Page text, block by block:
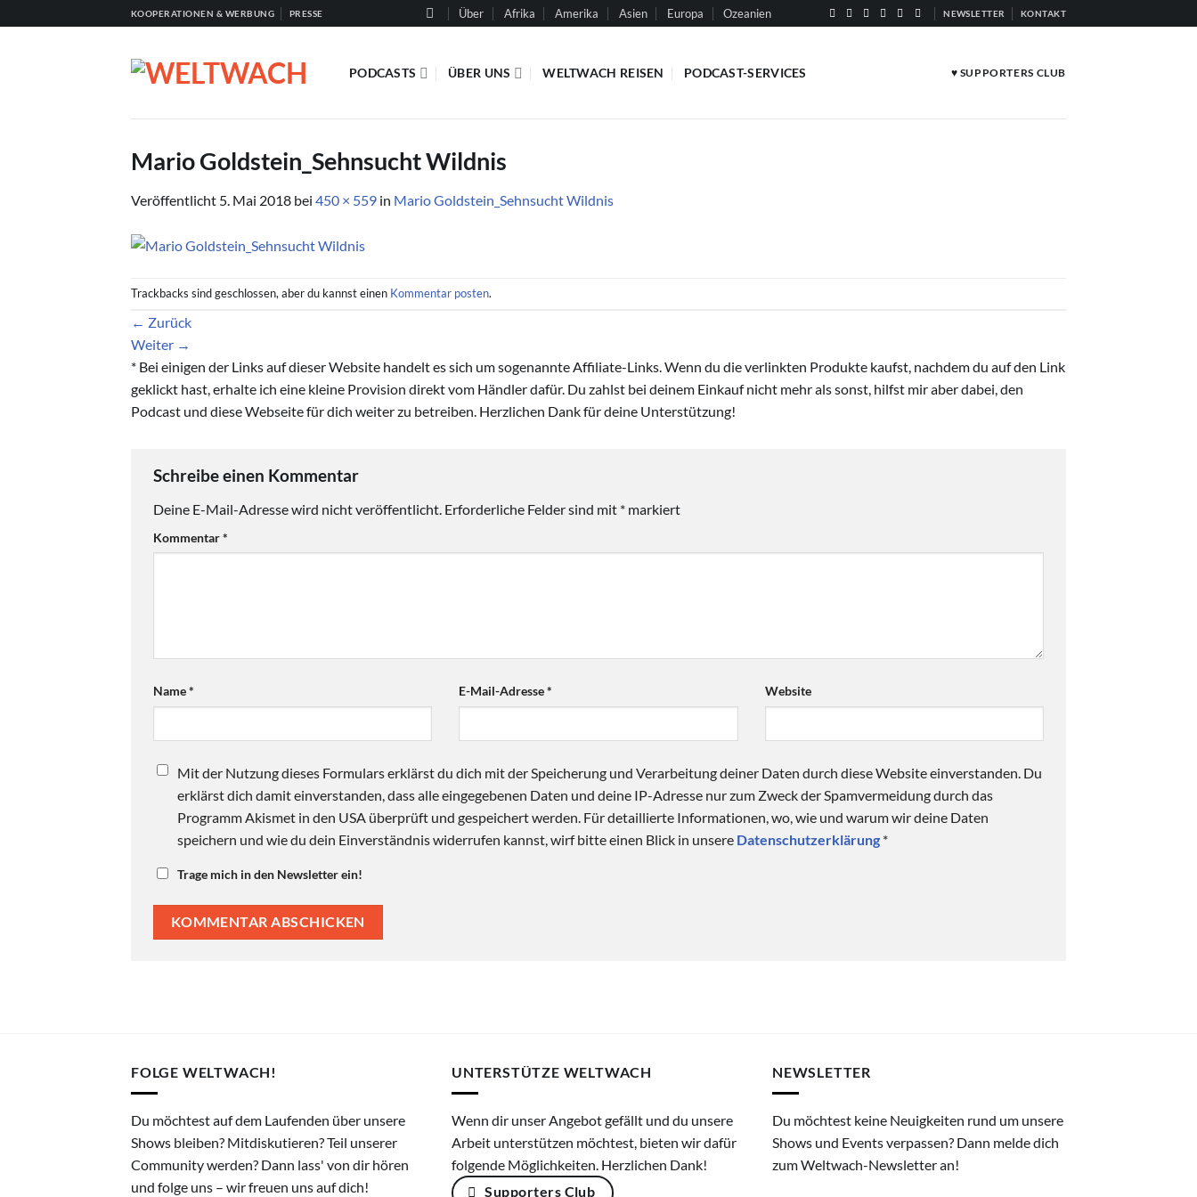
Inhalt
KOOPERATIONEN & WERBUNG PRESSE Über Afrika Amerika Asien Europa Ozeanien NEWSLETTER KONTAKT
PODCASTS ÜBER UNS WELTWACH REISEN PODCAST-SERVICES ♥ SUPPORTERS CLUB
Mario Goldstein_Sehnsucht Wildnis
Veröffentlicht 5. Mai 2018 bei 450 × 559 in Mario Goldstein_Sehnsucht Wildnis
Trackbacks sind geschlossen, aber du kannst einen Kommentar posten.
← Zurück
Weiter →
* Bei einigen der Links auf dieser Website handelt es sich um sogenannte Affiliate-Links. Wenn du die verlinkten Produkte kaufst, nachdem du auf den Link
geklickt hast, erhalte ich eine kleine Provision direkt vom Händler dafür. Du zahlst bei deinem Einkauf nicht mehr als sonst, hilfst mir aber dabei, den
Podcast und diese Webseite für dich weiter zu betreiben. Herzlichen Dank für deine Unterstützung!
Schreibe einen Kommentar
Deine E-Mail-Adresse wird nicht veröffentlicht. Erforderliche Felder sind mit * markiert
Kommentar*
Name* E-Mail-Adresse* Website
Mit der Nutzung dieses Formulars erklärst du dich mit der Speicherung und Verarbeitung deiner Daten durch diese Website einverstanden. Du
erklärst dich damit einverstanden, dass alle eingegebenen Daten und deine IP-Adresse nur zum Zweck der Spamvermeidung durch das
Programm Akismet in den USA überprüft und gespeichert werden. Für detaillierte Informationen, wo, wie und warum wir deine Daten
speichern und wie du dein Einverständnis widerrufen kannst, wirf bitte einen Blick in unsere Datenschutzerklärung *
Trage mich in den Newsletter ein!
FOLGE WELTWACH!
Du möchtest auf dem Laufenden über unsere
Shows bleiben? Mitdiskutieren? Teil unserer
Community werden? Dann lass' von dir hören
und folge uns – wir freuen uns auf dich!
UNTERSTÜTZE WELTWACH
Wenn dir unser Angebot gefällt und du unsere
Arbeit unterstützen möchtest, bieten wir dafür
folgende Möglichkeiten. Herzlichen Dank!
Supporters Club
NEWSLETTER
Du möchtest keine Neuigkeiten rund um unsere
Shows und Events verpassen? Dann melde dich
zum Weltwach-Newsletter an!